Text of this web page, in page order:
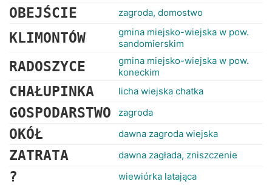
OBEJŚCIE zagroda, domostwo
KLIMONTÓW
gmina miejsko-wiejska w pow.
sandomierskim
RADOSZYCE
gmina miejsko-wiejska w pow.
koneckim
CHAŁUPINKA licha wiejska chatka
GOSPODARSTWO zagroda
OKÓŁ dawna zagroda wiejska
ZATRATA dawna zagłada, zniszczenie
? wiewiórka latająca